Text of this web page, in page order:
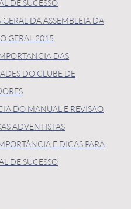
DE SUCESSO
DA ASSEMBLÉIA DA
GERAL 2015
DAS
DO CLUBE DE
DO MANUAL E REVISÃO
ADVENTISTAS
E DICAS PARA
DE SUCESSO